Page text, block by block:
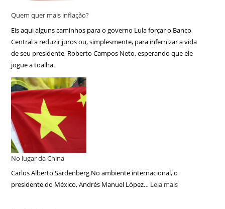
Quem quer mais inflação?
Eis aqui alguns caminhos para o governo Lula forçar o Banco
Central a reduzir juros ou, simplesmente, para infernizar a vida
de seu presidente, Roberto Campos Neto, esperando que ele
jogue a toalha.
No lugar da China
Carlos Alberto Sardenberg No ambiente internacional, o
presidente do México, Andrés Manuel López… Leia mais